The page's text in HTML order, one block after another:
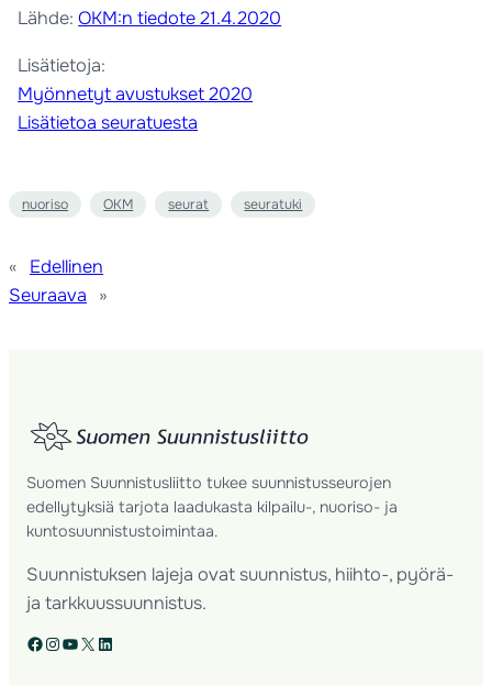
Lähde:OKM:n tiedote 21.4.2020
Lisätietoja:
Myönnetyt avustukset 2020
Lisätietoa seuratuesta
nuoriso OKM seurat seuratuki
«
Edellinen
Seuraava
»
Suomen Suunnistusliitto tukee suunnistusseurojen
edellytyksiä tarjota laadukasta kilpailu-, nuoriso- ja
kuntosuunnistustoimintaa.
Suunnistuksen lajeja ovat suunnistus, hiihto-, pyörä-
ja tarkkuussuunnistus.
Facebook Instagram YouTube X LinkedIn